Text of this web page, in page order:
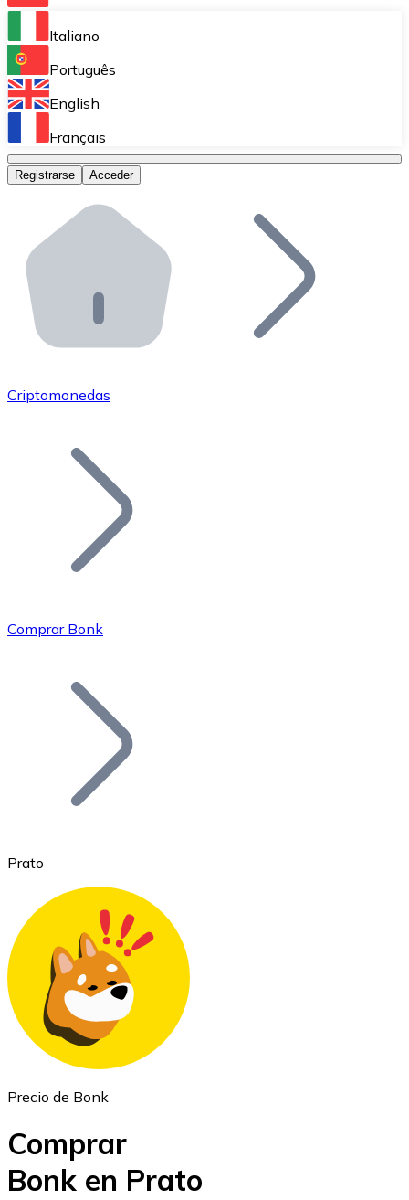
Bitnovo Ramp
Integra nuestra solución en tu plataforma.
Bitnovo Giftcards
Bitnovo OTC
Bitnovo ATM
Integra un ATM Bitnovo en tu negocio y permite que
Bitnovo API
Integra nuestra API en tu ecosistema.
Únete a nuestra red de distribuidores.
Añade tu proyecto a nuestro ecosistema.
Bitcoin
Ethereum
ETH
Italiano
Português
English
Français
Registrarse Acceder
Criptomonedas
Comprar Bonk
Prato
Precio de Bonk
Comprar
Bonk en Prato